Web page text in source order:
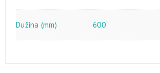
Dužina (mm) 600